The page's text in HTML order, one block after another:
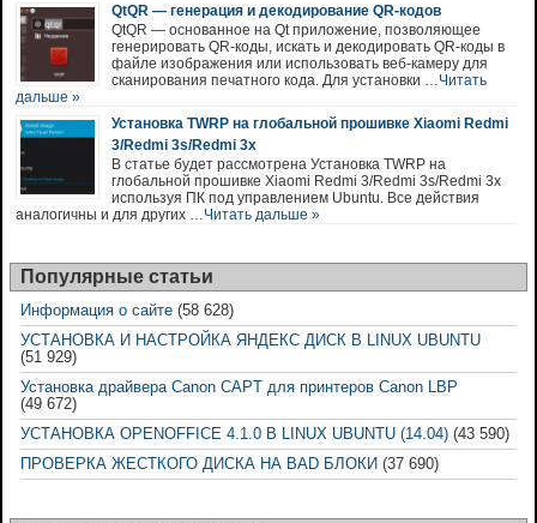
QtQR — генерация и декодирование QR-кодов
QtQR — основанное на Qt приложение, позволяющее
генерировать QR-коды, искать и декодировать QR-коды в
файле изображения или использовать веб-камеру для
сканирования печатного кода. Для установки … Читать
дальше »
Установка TWRP на глобальной прошивке Xiaomi Redmi
3/Redmi 3s/Redmi 3x
В статье будет рассмотрена Установка TWRP на
глобальной прошивке Xiaomi Redmi 3/Redmi 3s/Redmi 3x
используя ПК под управлением Ubuntu. Все действия
аналогичны и для других … Читать дальше »
Популярные статьи
Информация о сайте (58 628)
УСТАНОВКА И НАСТРОЙКА ЯНДЕКС ДИСК В LINUX UBUNTU
(51 929)
Установка драйвера Canon CAPT для принтеров Canon LBP
(49 672)
УСТАНОВКА OPENOFFICE 4.1.0 В LINUX UBUNTU (14.04) (43 590)
ПРОВЕРКА ЖЕСТКОГО ДИСКА НА BAD БЛОКИ (37 690)